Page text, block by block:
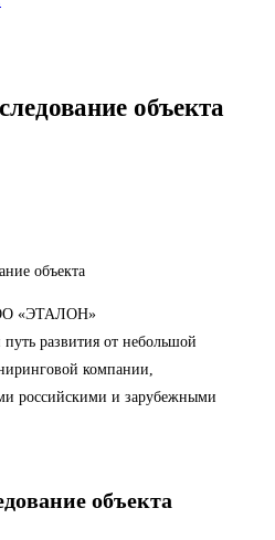
объекта
объекта
«ЭТАЛОН»
развития от небольшой
компании,
российскими и зарубежными
объекта